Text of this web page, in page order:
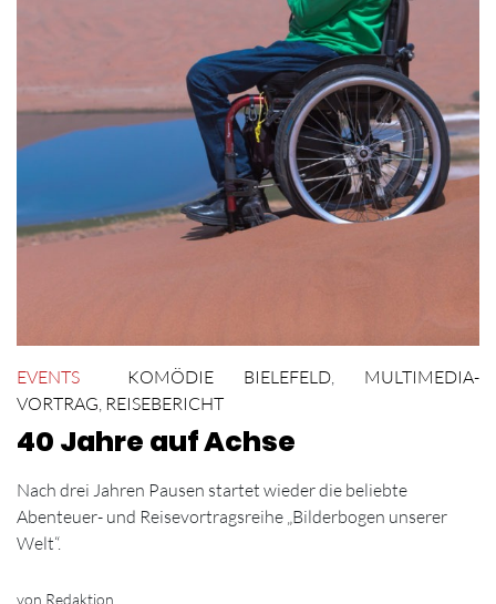
EVENTS KOMÖDIE BIELEFELD
MULTIMEDIA-
VORTRAG REISEBERICHT
40 Jahre auf Achse
Nach drei Jahren Pausen startet wieder die beliebte
Abenteuer- und Reisevortragsreihe „Bilderbogen unserer
Welt“.
von Redaktion